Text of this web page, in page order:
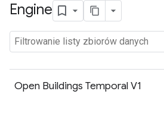
Engine
Open Buildings Temporal V1